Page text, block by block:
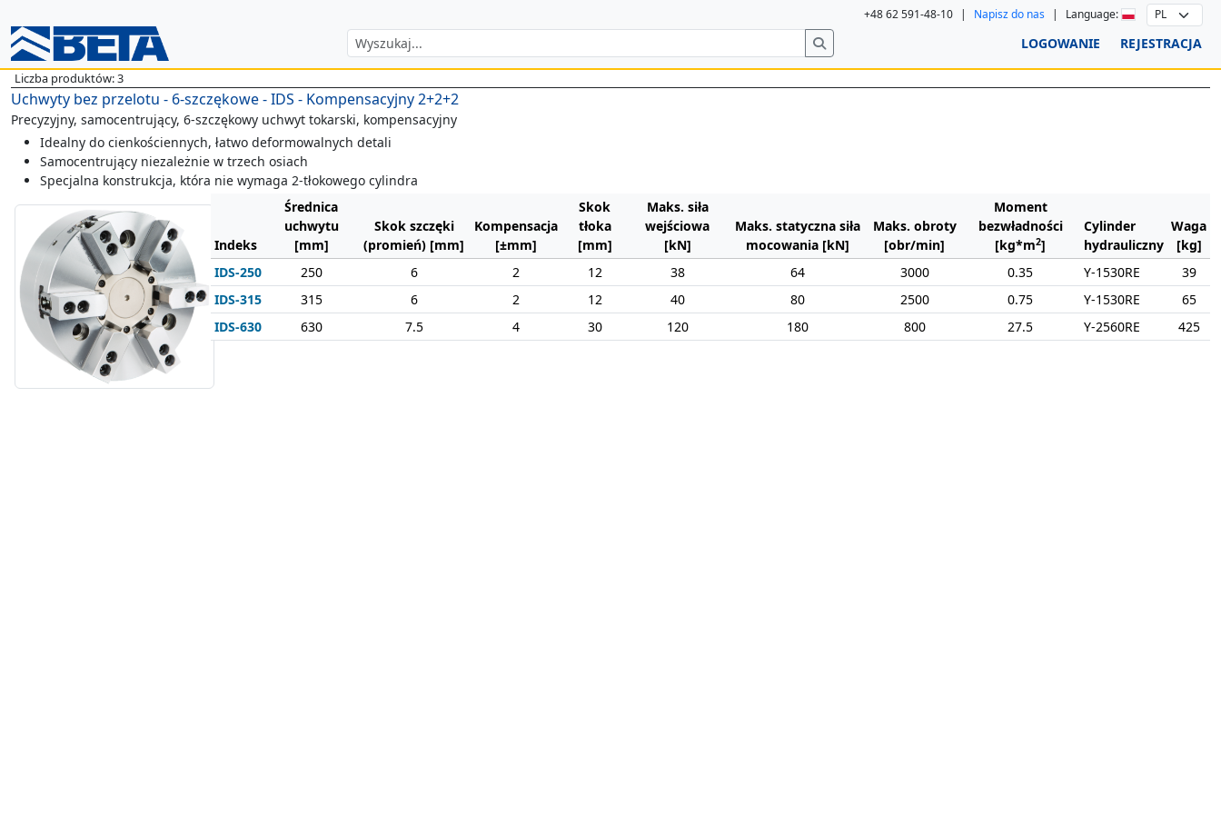
+48 62 591-48-10 | Napisz do nas | Language:
LOGOWANIE REJESTRACJA
Liczba produktów: 3
Uchwyty bez przelotu - 6-szczękowe - IDS - Kompensacyjny 2+2+2
Precyzyjny, samocentrujący, 6-szczękowy uchwyt tokarski, kompensacyjny
Idealny do cienkościennych, łatwo deformowalnych detali
Samocentrujący niezależnie w trzech osiach
Specjalna konstrukcja, która nie wymaga 2-tłokowego cylindra
Indeks
Średnica
uchwytu
[mm]
Skok szczęki
(promień) [mm]
Kompensacja
[±mm]
Skok
tłoka
[mm]
Maks. siła
wejściowa
[kN]
Maks. statyczna siła
mocowania [kN]
Maks. obroty
[obr/min]
Moment
bezwładności
[kg*m2]
Cylinder
hydrauliczny
Waga
[kg]
IDS-250
250 6 2 12 38 64 3000 0.35 Y-1530RE
39
IDS-315
315 6 2 12 40 80 2500 0.75 Y-1530RE
65
IDS-630
630 7.5 4 30 120 180 800 27.5 Y-2560RE 425